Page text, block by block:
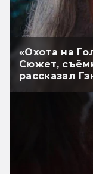
«Охота на
Сюжет,
рассказал